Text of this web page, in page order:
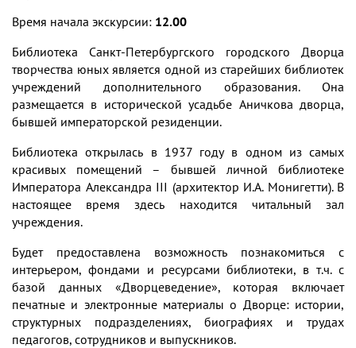
Время начала экскурсии: 12.00
Библиотека Санкт-Петербургского городского Дворца
творчества юных является одной из старейших библиотек
учреждений дополнительного образования. Она
размещается в исторической усадьбе Аничкова дворца,
бывшей императорской резиденции.
Библиотека открылась в 1937 году в одном из самых
красивых помещений – бывшей личной библиотеке
Императора Александра III (архитектор И.А. Монигетти). В
настоящее время здесь находится читальный зал
учреждения.
Будет предоставлена возможность познакомиться с
интерьером, фондами и ресурсами библиотеки, в т.ч. с
базой данных «Дворцеведение», которая включает
печатные и электронные материалы о Дворце: истории,
структурных подразделениях, биографиях и трудах
педагогов, сотрудников и выпускников.